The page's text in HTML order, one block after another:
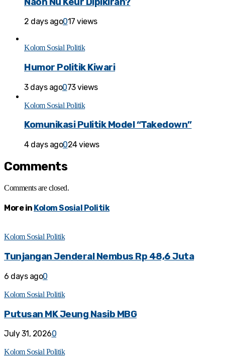
2 days ago017 views
Kolom Sosial Politik
Humor Politik Kiwari
3 days ago073 views
Kolom Sosial Politik
Komunikasi Pulitik Model “Takedown”
4 days ago024 views
Comments
Comments are closed.
More in Kolom Sosial Politik
Kolom Sosial Politik
Tunjangan Jenderal Nembus Rp 48,6 Juta
6 days ago0
Kolom Sosial Politik
Putusan MK Jeung Nasib MBG
July 31, 20260
Kolom Sosial Politik